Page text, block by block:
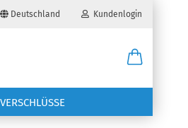
Deutschland Kundenlogin